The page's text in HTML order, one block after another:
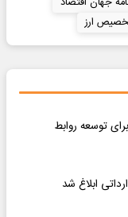
ارز
توسعه روابط
ابلاغ شد